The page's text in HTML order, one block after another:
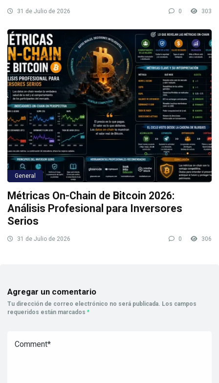
31 de Julio de 2026 0 303
General
Métricas On-Chain de Bitcoin 2026:
Análisis Profesional para Inversores
Serios
31 de Julio de 2026 0 306
Agregar un comentario
Tu dirección de correo electrónico no será publicada. Los campos
requeridos están marcados *